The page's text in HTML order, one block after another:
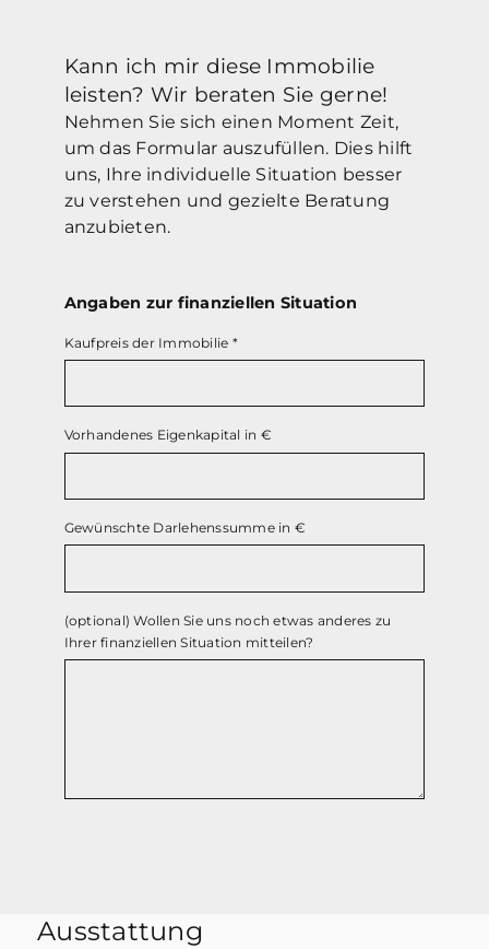
Kann ich mir diese Immobilie
leisten? Wir beraten Sie gerne!
Nehmen Sie sich einen Moment Zeit,
um das Formular auszufüllen. Dies hilft
uns, Ihre individuelle Situation besser
zu verstehen und gezielte Beratung
anzubieten.
Angaben zur finanziellen Situation
Kaufpreis der Immobilie *
Vorhandenes Eigenkapital in €
Gewünschte Darlehenssumme in €
(optional) Wollen Sie uns noch etwas anderes zu
Ihrer finanziellen Situation mitteilen?
Ausstattung